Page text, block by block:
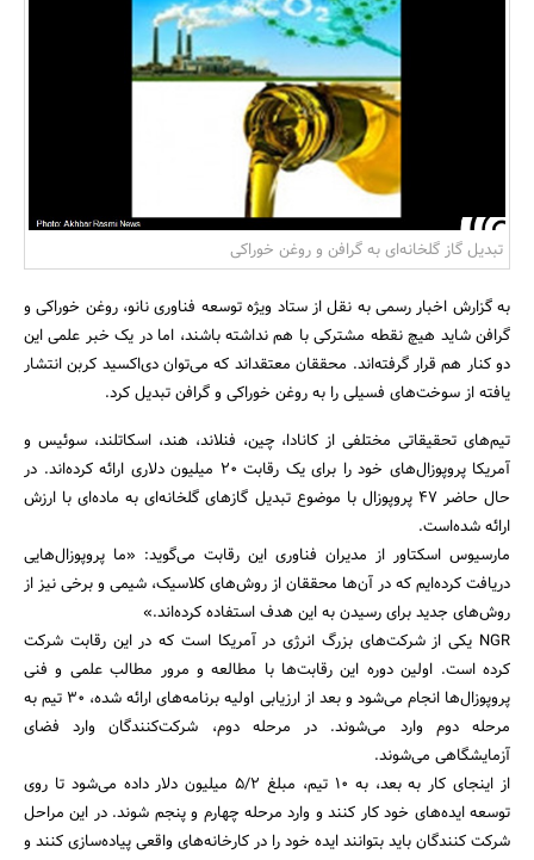
بانک، بیمه و سرمایه
مسکن و ساختمان
تبدیل گاز گلخانه‌ای به گرافن و روغن خوراکی
به گزارش اخبار رسمی به نقل از ستاد ویژه توسعه فناوری نانو، روغن خوراکی و
گرافن شاید هیچ نقطه مشترکی با هم نداشته باشند، اما در یک خبر علمی این
دو کنار هم قرار گرفته‌اند. محققان معتقداند که می‌توان دی‌اکسید کربن انتشار
یافته از سوخت‌های فسیلی را به روغن خوراکی و گرافن تبدیل کرد.
تیم‌های تحقیقاتی مختلفی از کانادا، چین، فنلاند، هند، اسکاتلند، سوئیس و
آمریکا پروپوزال‌های خود را برای یک رقابت 20 میلیون دلاری ارائه کرده‌اند. در
حال حاضر 47 پروپوزال با موضوع تبدیل گازهای گلخانه‌ای به ماده‌ای با ارزش
ارائه شده‌است.
مارسیوس اسکتاور از مدیران فناوری این رقابت می‌گوید: «ما پروپوزال‌هایی
دریافت کرده‌ایم که در آن‌ها محققان از روش‌های کلاسیک، شیمی و برخی نیز از
روش‌های جدید برای رسیدن به این هدف استفاده کرده‌اند.»
NGR یکی از شرکت‌های بزرگ انرژی در آمریکا است که در این رقابت شرکت
کرده است. اولین دوره این رقابت‌ها با مطالعه و مرور مطالب علمی و فنی
پروپوزال‌ها انجام می‌شود و بعد از ارزیابی اولیه برنامه‌های ارائه شده، 30 تیم به
مرحله دوم وارد می‌شوند. در مرحله دوم، شرکت‌کنندگان وارد فضای
آزمایشگاهی می‌شوند.
از اینجای کار به بعد، به 10 تیم، مبلغ 5/2 میلیون دلار داده می‌شود تا روی
توسعه ایده‌های خود کار کنند و وارد مرحله چهارم و پنجم شوند. در این مراحل
شرکت کنندگان باید بتوانند ایده خود را در کارخانه‌های واقعی پیاده‌سازی کنند و